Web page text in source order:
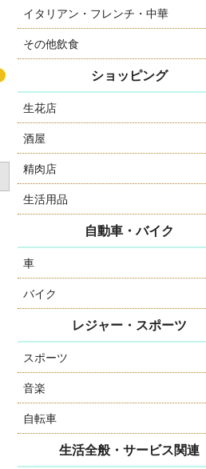
イタリアン・フレンチ・中華
その他飲食
ショッピング
生花店
酒屋
精肉店
生活用品
自動車・バイク
車
バイク
レジャー・スポーツ
スポーツ
音楽
自転車
生活全般・サービス関連